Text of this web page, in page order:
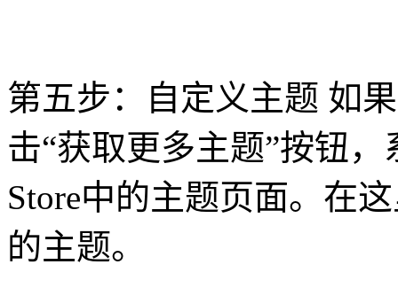
第五步：自定义主题 如
击“获取更多主题”按钮
Store中的主题页面。在
的主题。